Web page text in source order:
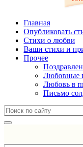
Главная
Опубликовать
Стихи о любви
Ваши стихи и
Прочее
Любовные
Любовь в
Письмо